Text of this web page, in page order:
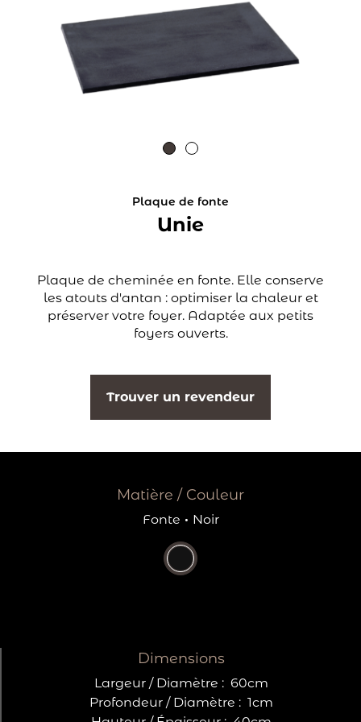
Plaque de fonte
Unie
Plaque de cheminée en fonte. Elle conserve
les atouts d'antan : optimiser la chaleur et
préserver votre foyer. Adaptée aux petits
foyers ouverts.
Trouver un revendeur
Matière / Couleur
Fonte · Noir
Dimensions
Largeur / Diamètre : 60cm
Profondeur / Diamètre : 1cm